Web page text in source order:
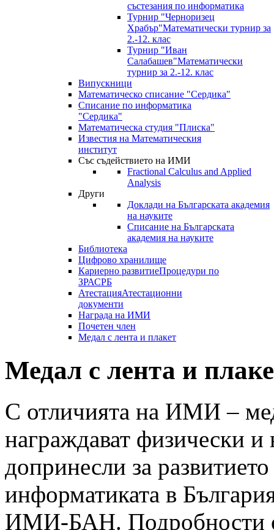
състезания по информатика
Турнир "Черноризец
Храбър"Математически турнир за
2.-12. клас
Турнир "Иван
Салабашев"Математически
турнир за 2.-12. клас
Випускници
Математическо списание "Сердика"
Списание по информатика
"Сердика"
Математическа студия "Плиска"
Известия на Математическия
институт
Със съдействието на ИМИ
Fractional Calculus and Applied
Analysis
Други
Доклади на Българската академия
на науките
Списание на Българската
академия на науките
Библиотека
Цифрово хранилище
Кариерно развитиеПроцедури по
ЗРАСРБ
АтестацияАтестационни
документи
Награда на ИМИ
Почетен член
Медал с лента и плакет
Медал с лента и
С отличията на ИМИ –
награждават физически
допринесли за
информатиката в
ИМИ-БАН. Подробности